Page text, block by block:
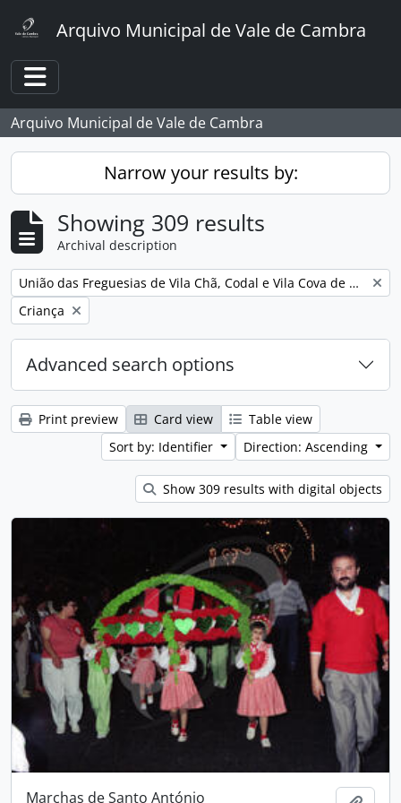
Arquivo Municipal de Vale de Cambra
Toggle navigation
Arquivo Municipal de Vale de Cambra
Narrow your results by:
Showing 309 results
Archival description
Remove filter:
União das Freguesias de Vila Chã, Codal e Vila Cova de Perrinho
Remove filter:
Criança
Advanced search options
Print preview Card view
Table view
Sort by: Identifier
Direction: Ascending
Show 309 results with digital objects
Marchas de Santo António